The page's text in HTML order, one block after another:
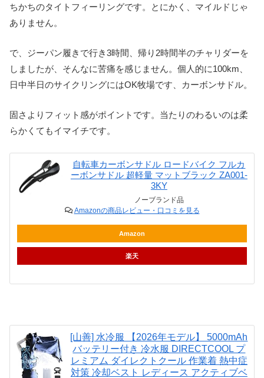
ちかちのタイトフィーリングです。とにかく、マイルドじゃ
ありません。
で、ジーパン履きで行き3時間、帰り2時間半のチャリダーを
しましたが、そんなに苦痛を感じません。個人的に100km、
日中半日のサイクリングにはOK牧場です、カーボンサドル。
固さよりフィット感がポイントです。当たりのわるいのは柔
らかくてもイマイチです。
自転車カーボンサドル ロードバイク フルカ
ーボンサドル 超軽量 マットブラック ZA001-
3KY
ノーブランド品
Amazonの商品レビュー・口コミを見る
Amazon
楽天
[山善] 水冷服 【2026年モデル】 5000mAh
バッテリー付き 冷水服 DIRECTCOOL プ
レミアム ダイレクトクール 作業着 熱中症
対策 冷却ベスト レディース アクティブベ